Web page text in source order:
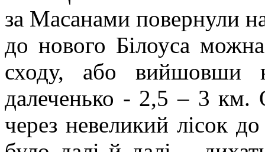
за Масанами повернули
до нового Білоуса
сходу, або вийшовши
далеченько - 2,5 – 3
через невеликий лісок